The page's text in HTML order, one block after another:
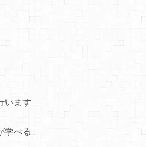
います
学べる